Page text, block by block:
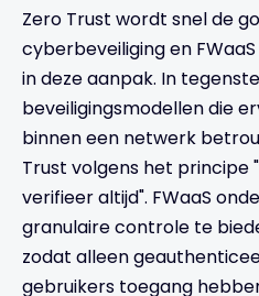
Zero Trust wordt snel de
cyberbeveiliging en
in deze aanpak. In
beveiligingsmodellen die
binnen een netwerk
Trust volgens het principe
verifieer altijd". FWaaS
granulaire controle te
zodat alleen
gebruikers toegang